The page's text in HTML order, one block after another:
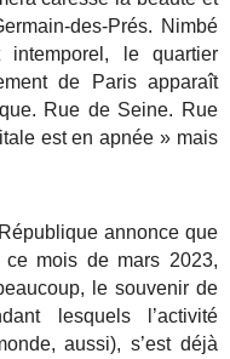
des-Prés. Nimbé
le quartier
de Paris apparaît
Rue de Seine. Rue
est en apnée » mais
annonce que
mois de mars 2023,
le souvenir de
lesquels l’activité
aussi), s’est déjà